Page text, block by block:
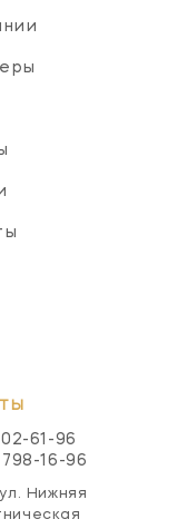
61-96
16-96
Нижняя